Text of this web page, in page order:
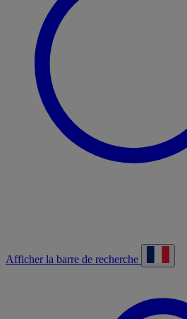
Afficher la barre de recherche